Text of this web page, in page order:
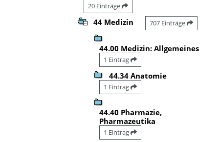
20 Einträge
44 Medizin 707 Einträge
44.00 Medizin: Allgemeines
1 Eintrag
44.34 Anatomie
1 Eintrag
44.40 Pharmazie,
Pharmazeutika
1 Eintrag